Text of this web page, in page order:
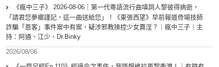
《瘋中三子》 2026-08-06｜第一代粵語流行曲填詞人黎彼得病逝，
「請君您夢鄉謹記，這一曲送給您」！《東張西望》早前報道骨場技師
詐騙「恩客」事件案中有案，疑涉邪教操控少女賣淫？｜瘋中三子｜主
持：阿通、江少、Dr.Binky
2026/08/06